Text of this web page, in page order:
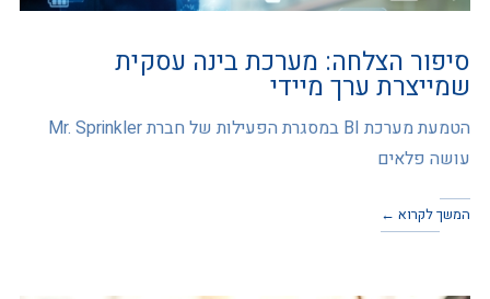
סיפור הצלחה: מערכת בינה עסקית
שמייצרת ערך מיידי
הטמעת מערכת BI במסגרת הפעילות של חברת Mr. Sprinkler
עושה פלאים
המשך לקרוא ←